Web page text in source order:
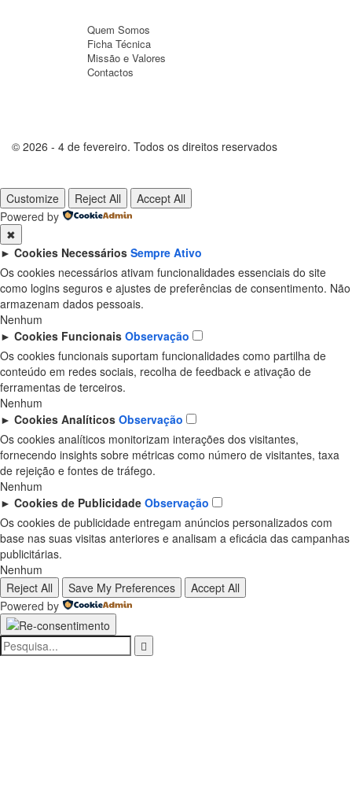
Quem Somos
Ficha Técnica
Missão e Valores
Contactos
© 2026 - 4 de fevereiro. Todos os direitos reservados
Customize Reject All
Accept All
Powered by
✖
► Cookies Necessários Sempre Ativo
Os cookies necessários ativam funcionalidades essenciais do site
como logins seguros e ajustes de preferências de consentimento. Não
armazenam dados pessoais.
Nenhum
► Cookies Funcionais Observação
Os cookies funcionais suportam funcionalidades como partilha de
conteúdo em redes sociais, recolha de feedback e ativação de
ferramentas de terceiros.
Nenhum
► Cookies Analíticos Observação
Os cookies analíticos monitorizam interações dos visitantes,
fornecendo insights sobre métricas como número de visitantes, taxa
de rejeição e fontes de tráfego.
Nenhum
► Cookies de Publicidade Observação
Os cookies de publicidade entregam anúncios personalizados com
base nas suas visitas anteriores e analisam a eficácia das campanhas
publicitárias.
Nenhum
Reject All
Save My Preferences
Accept All
Powered by